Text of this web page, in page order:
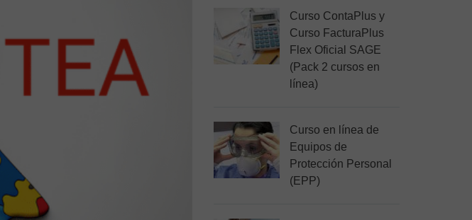
Curso ContaPlus y
Curso FacturaPlus
Flex Oficial SAGE
(Pack 2 cursos en
línea)
Curso en línea de
Equipos de
Protección Personal
(EPP)